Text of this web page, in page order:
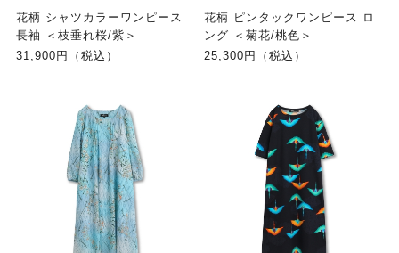
花柄 シャツカラーワンピース
長袖 ＜枝垂れ桜/紫＞
31,900円（税込）
花柄 ピンタックワンピース ロ
ング ＜菊花/桃色＞
25,300円（税込）